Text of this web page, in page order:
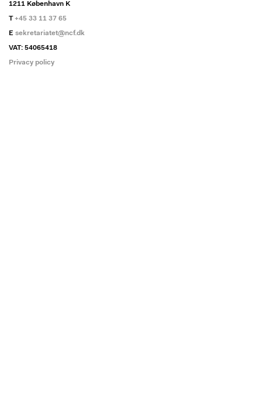
1211 København K
T+45 33 11 37 65
E sekretariatet@ncf.dk
VAT: 54065418
Privacy policy